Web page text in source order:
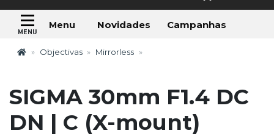
Menu Novidades Campanhas
Objectivas Mirrorless
SIGMA 30mm F1.4 DC
DN | C (X-mount)